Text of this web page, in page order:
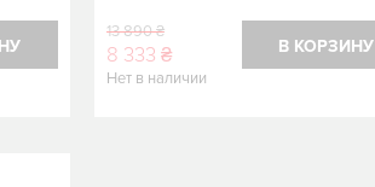
13 890 ₴
8 333 ₴
Нет в наличии
В КОРЗИНУ